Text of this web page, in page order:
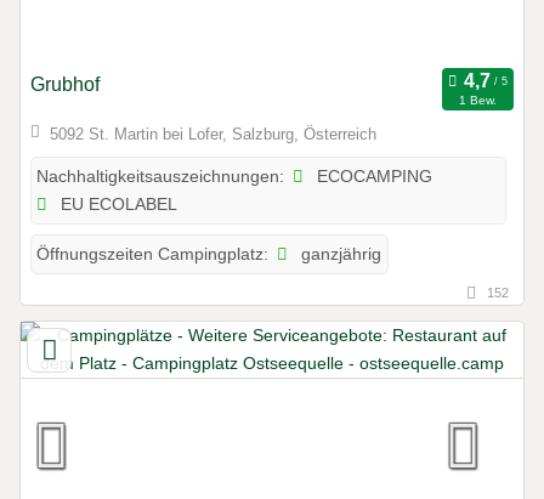
Grubhof
1 Bew.
5092 St. Martin bei Lofer, Salzburg, Österreich
Nachhaltigkeitsauszeichnungen:
ECOCAMPING
EU ECOLABEL
Öffnungszeiten Campingplatz: ganzjährig
152